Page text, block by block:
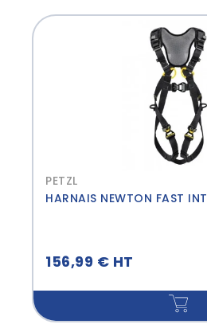
PETZL
HARNAIS NEWTON FAST INT
156,99 € HT